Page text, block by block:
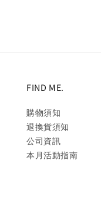
FIND ME.
購物須知
退換貨須知
公司資訊
本月活動指南